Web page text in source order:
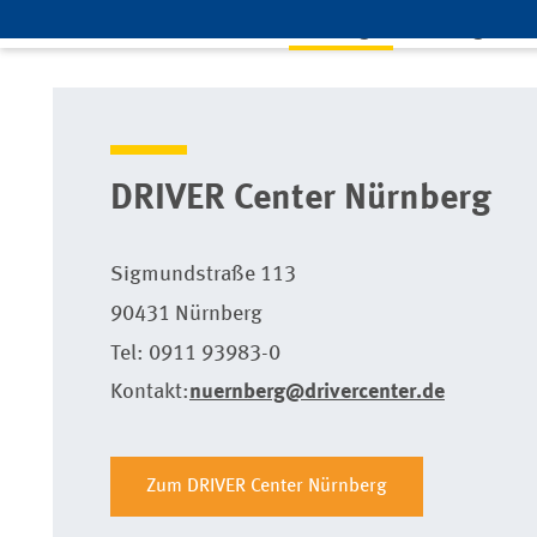
DRIVER Center Nürnberg
Sigmundstraße 113
90431 Nürnberg
Tel: 0911 93983-0
Kontakt:nuernberg@drivercenter.de
Zum DRIVER Center Nürnberg